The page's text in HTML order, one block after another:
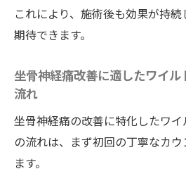
新しい整体法が生まれ
30分で感じる具体的効果
ギ
ワイルドボディでの新
これにより、施術後も効果が持
期待できます。
坐骨神経痛改善に適したワイ
流れ
坐骨神経痛の改善に特化したワ
の流れは、まず初回の丁寧なカ
ます。